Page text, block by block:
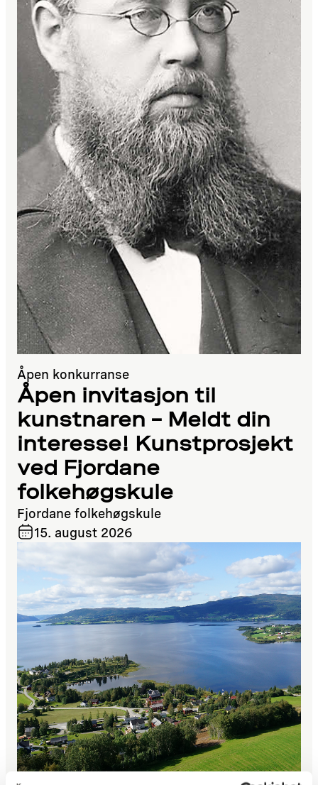
Åpen konkurranse
Åpen invitasjon til
kunstnaren – Meldt din
interesse! Kunstprosjekt
ved Fjordane
folkehøgskule
Fjordane folkehøgskule
15. august 2026